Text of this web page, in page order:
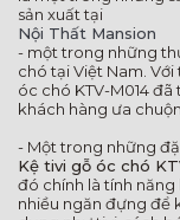
sản xuất tại
Nội Thất Mansion
- một trong những
chó tại Việt Nam.
óc chó KTV-M014
khách hàng ưa
- Một trong những
Kệ tivi gỗ óc chó
đó chính là tính
nhiều ngăn đựng để